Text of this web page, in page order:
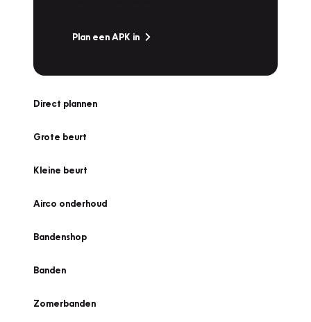
Plan een APK in
Direct plannen
Grote beurt
Kleine beurt
Airco onderhoud
Bandenshop
Banden
Zomerbanden